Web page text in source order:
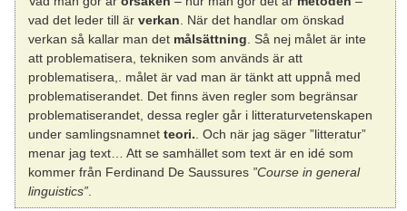
vad det leder till ärverkan . När det handlar om önskad
verkan så kallar man det målsättning . Så nej målet är inte
att problematisera, tekniken som används är att
problematisera,. målet är vad man är tänkt att uppnå med
problematiserandet. Det finns även regler som begränsar
problematiserandet, dessa regler går i litteraturvetenskapen
under samlingsnamnetteori. . Och när jag säger ”litteratur”
menar jag text… Att se samhället som text är en idé som
kommer från Ferdinand De Saussures ”Course in general
linguistics”